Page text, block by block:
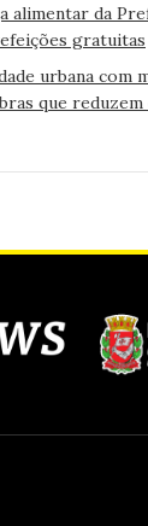
alimentar da
gratuitas
urbana com
que